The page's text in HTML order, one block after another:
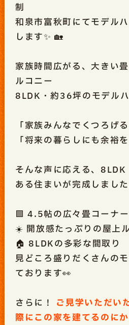
制
和泉市富秋町にてモデル
します✨ 🏡
家族時間広がる、大きい
ルコニー
8LDK・約36坪のモデル
「家族みんなでくつろげ
「将来の暮らしにも余裕
そんな声に応える、
ある住まいが完成しました
🟩 4.5帖の広々畳コーナー
☀️ 開放感たっぷりの屋上
🏠 8LDKの多彩な間取り
見どころ盛りだくさんの
ております👀
さらに！ ご見学いただい
際にこの家を建てるのに